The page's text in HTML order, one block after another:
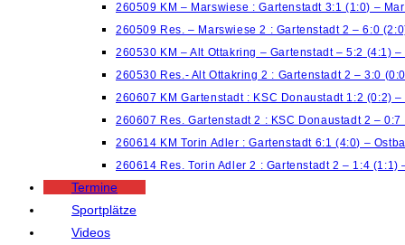
260509 KM – Marswiese : Gartenstadt 3:1 (1:0) –
260509 Res. – Marswiese 2 : Gartenstadt 2 – 6:0
260530 KM – Alt Ottakring – Gartenstadt – 5:2 (4:1)
260530 Res.- Alt Ottakring 2 : Gartenstadt 2 – 3:0
260607 KM Gartenstadt : KSC Donaustadt 1:2 (0:2) –
260607 Res. Gartenstadt 2 : KSC Donaustadt 2 – 0:7
260614 KM Torin Adler : Gartenstadt 6:1 (4:0) –
260614 Res. Torin Adler 2 : Gartenstadt 2 – 1:4 (1:1)
Termine
Sportplätze
Videos